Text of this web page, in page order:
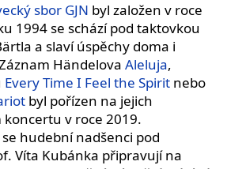
sbor GJN byl založen v roce
1994 se schází pod taktovkou
a slaví úspěchy doma i
Händelova Aleluja,
Every Time I Feel the Spirit nebo
byl pořízen na jejich
koncertu v roce 2019.
hudební nadšenci pod
Víta Kubánka připravují na